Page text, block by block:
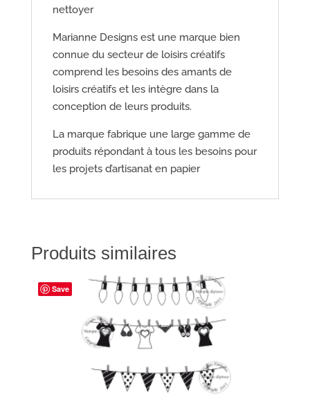
nettoyer
Marianne Designs est une marque bien
connue du secteur de loisirs créatifs
comprend les besoins des amants de
loisirs créatifs et les intègre dans la
conception de leurs produits.
La marque fabrique une large gamme de
produits répondant à tous les besoins pour
les projets d’artisanat en papier
Produits similaires
Save